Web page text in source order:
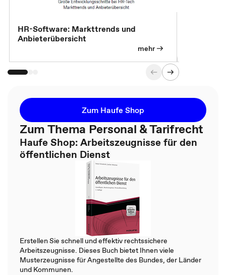
HR-Software: Markttrends und
Anbieterübersicht
mehr
Zum Haufe Shop
Zum Thema Personal & Tarifrecht
Haufe Shop: Arbeitszeugnisse für den
öffentlichen Dienst
Erstellen Sie schnell und effektiv rechtssichere
Arbeitszeugnisse. Dieses Buch bietet Ihnen viele
Musterzeugnisse für Angestellte des Bundes, der Länder
und Kommunen.